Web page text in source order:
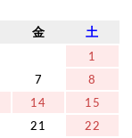
金 土
1
7
8
14
15
21
22